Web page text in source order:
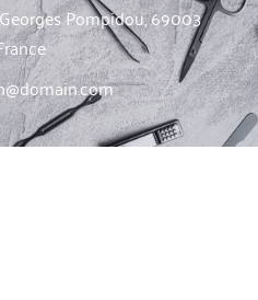
Pompidou, 69003